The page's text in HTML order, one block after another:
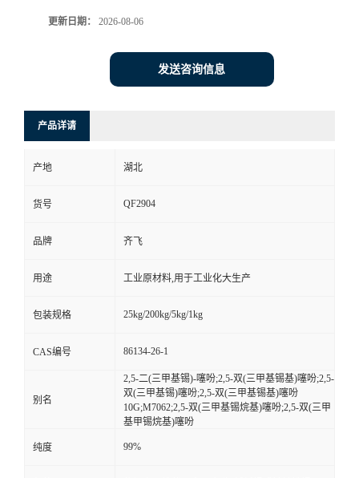
更新日期： 2026-08-06
发送咨询信息
产品详请
产地 湖北
货号 QF2904
品牌 齐飞
用途 工业原材料,用于工业化大生产
包装规格 25kg/200kg/5kg/1kg
CAS编号 86134-26-1
别名
2,5-二(三甲基锡)-噻吩;2,5-双(三甲基锡基)噻吩;2,5-
双(三甲基锡)噻吩;2,5-双(三甲基锡基)噻吩
10G;M7062;2,5-双(三甲基锡烷基)噻吩;2,5-双(三甲
基甲锡烷基)噻吩
纯度 99%